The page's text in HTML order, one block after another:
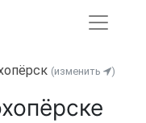
(изменить )